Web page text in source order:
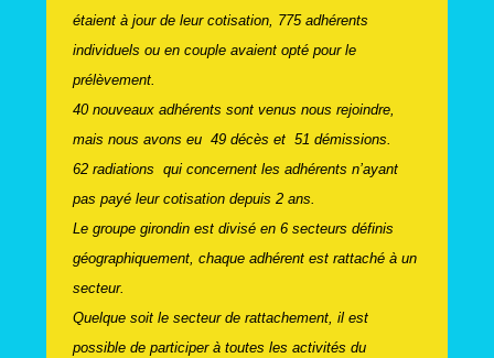
étaient à jour de leur cotisation, 775 adhérents
individuels ou en couple avaient opté pour le
prélèvement.
40 nouveaux adhérents sont venus nous rejoindre,
mais nous avons eu 49 décès et 51 démissions.
62 radiations qui concernent les adhérents n’ayant
pas payé leur cotisation depuis 2 ans.
Le groupe girondin est divisé en 6 secteurs définis
géographiquement, chaque adhérent est rattaché à un
secteur.
Quelque soit le secteur de rattachement, il est
possible de participer à toutes les activités du